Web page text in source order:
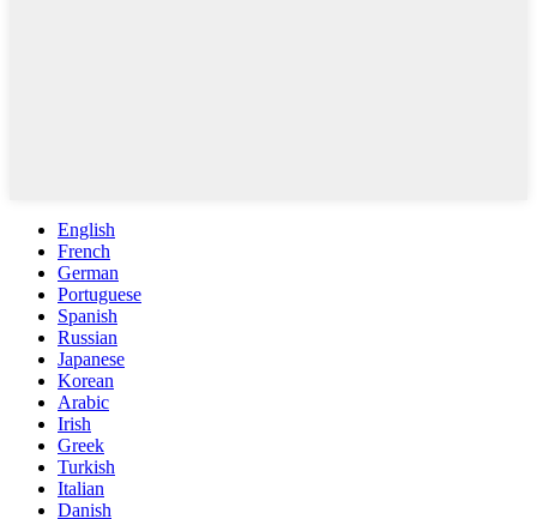
English
French
German
Portuguese
Spanish
Russian
Japanese
Korean
Arabic
Irish
Greek
Turkish
Italian
Danish